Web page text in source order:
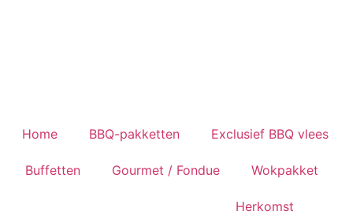
Home BBQ-pakketten Exclusief BBQ vlees
Buffetten Gourmet / Fondue Wokpakket
Herkomst